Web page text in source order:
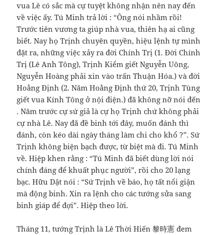
vua Lê có sắc mà cự tuyệt không nhận nên nay đến
về việc ấy. Tú Minh trả lời : “Ông nói nhầm rồi!
Trước tiên vương ta giúp nhà vua, thiên hạ ai cũng
biết. Nay họ Trịnh chuyên quyền, hiệu lệnh tự mình
đặt ra, những việc xảy ra đời Chính Trị (1. Đời Chính
Trị (Lê Anh Tông), Trịnh Kiểm giết Nguyễn Uông,
Nguyễn Hoàng phải xin vào trấn Thuận Hóa.) và đời
Hoằng Định (2. Năm Hoằng Định thứ 20, Trịnh Tùng
giết vua Kính Tông ở nội điện.) đã không nỡ nói đến
. Năm trước cự sứ giả là cự họ Trịnh chứ không phải
cự nhà Lê. Nay đã đề binh tới đây, muốn đánh thì
đánh, còn kéo dài ngày tháng làm chi cho khổ ?”. Sứ
Trịnh không biện bạch được, từ biệt mà đi. Tú Minh
về. Hiệp khen rằng : “Tú Minh đã biết dùng lời nói
chính đáng để khuất phục người”, rồi cho 20 lạng
bạc. Hữu Dật nói : “Sứ Trịnh về báo, họ tất nổi giận
mà động binh. Xin ra lệnh cho các tướng sửa sang
binh giáp để đợi”. Hiệp theo lời.
Tháng 11, tướng Trịnh là Lê Thời Hiến 黎時憲 đem